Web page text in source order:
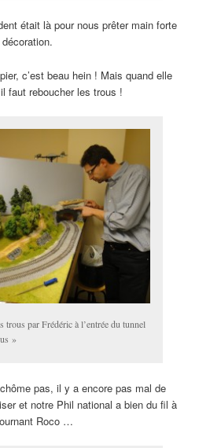
était là pour nous prêter main forte
c’est beau hein ! Mais quand elle
faut reboucher les trous !
trous par Frédéric à l’entrée du tunnel
»
pas, il y a encore pas mal de
et notre Phil national a bien du fil à
Roco …